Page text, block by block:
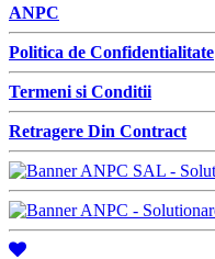
ANPC
Politica de Confidentialitate
Termeni si Conditii
Retragere Din Contract